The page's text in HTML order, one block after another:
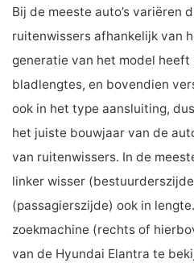
Bij de meeste auto’s variëren
ruitenwissers afhankelijk van
generatie van het model
bladlengtes, en bovendien
ook in het type aansluiting,
het juiste bouwjaar van de
van ruitenwissers. In de
linker wisser
(passagierszijde) ook in
zoekmachine (rechts of
van de Hyundai Elantra te